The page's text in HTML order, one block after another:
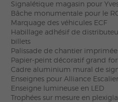
Signalétique magasin pour
Bâche monumentale pour le
Marquage des véhicules ECF
Habillage adhésif de
billets
Palissade de chantier imprimée
Papier-peint décoratif grand
Cadre aluminium mural de
Enseignes pour Alliance Escalier
Enseigne lumineuse en LED
Trophées sur mesure en